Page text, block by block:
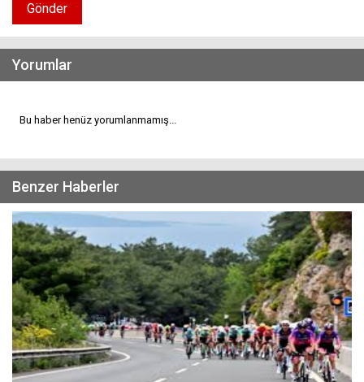
Gönder
Yorumlar
Bu haber henüz yorumlanmamış...
Benzer Haberler